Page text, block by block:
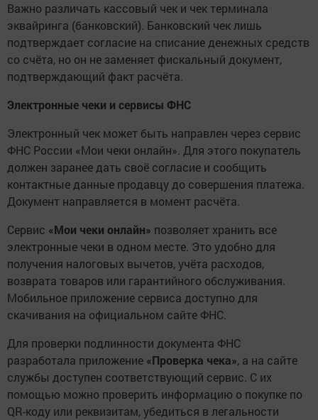
Важно различать кассовый чек и чек терминала
эквайринга (банковский). Банковский чек лишь
подтверждает согласие на списание денежных средств
со счёта, но он не заменяет фискальный документ,
подтверждающий факт расчёта.
Электронные чеки и сервисы ФНС
Электронный чек может быть направлен через сервис
ФНС России «Мои чеки онлайн». Для этого покупатель
должен заранее дать своё согласие и сообщить
контактные данные продавцу до совершения платежа.
Документ направляется в момент расчёта.
Сервис «Мои чеки онлайн» позволяет хранить все
электронные чеки в одном месте. Это удобно для
получения налоговых вычетов, учёта расходов,
возврата товаров или гарантийного обслуживания.
Мобильное приложение сервиса доступно для
скачивания на официальном сайте ФНС.
Для проверки подлинности документа ФНС
разработала приложение «Проверка чека», а на сайте
службы доступен соответствующий сервис. С их
помощью можно проверить информацию о покупке по
QR-коду или реквизитам, убедиться в легальности